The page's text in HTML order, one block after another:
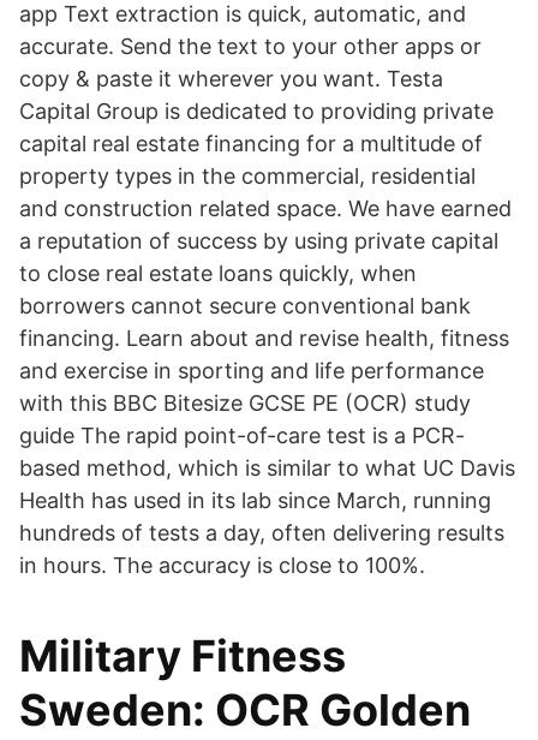
app Text extraction is quick, automatic, and
accurate. Send the text to your other apps or
copy & paste it wherever you want. Testa
Capital Group is dedicated to providing private
capital real estate financing for a multitude of
property types in the commercial, residential
and construction related space. We have earned
a reputation of success by using private capital
to close real estate loans quickly, when
borrowers cannot secure conventional bank
financing. Learn about and revise health, fitness
and exercise in sporting and life performance
with this BBC Bitesize GCSE PE (OCR) study
guide The rapid point-of-care test is a PCR-
based method, which is similar to what UC Davis
Health has used in its lab since March, running
hundreds of tests a day, often delivering results
in hours. The accuracy is close to 100%.
Military Fitness
Sweden: OCR Golden